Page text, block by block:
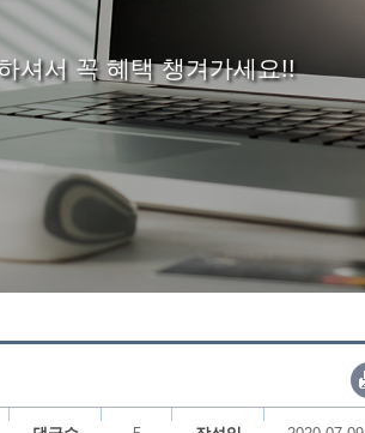
셔서 꼭 혜택 챙겨가세요!!